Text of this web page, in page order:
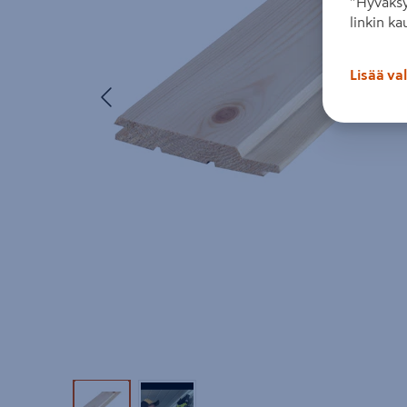
Edellinen
linkin
Lisää